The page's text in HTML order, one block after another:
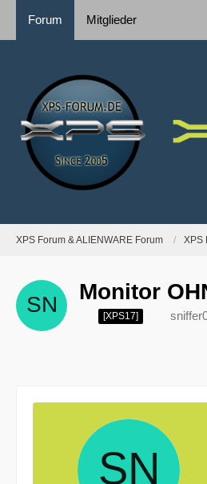
Forum Mitglieder
XPS Forum & ALIENWARE Forum XPS
Monitor
[XPS17]